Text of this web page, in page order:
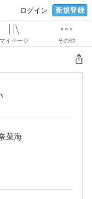
ログイン 新規登録
マイページ その他
菜海